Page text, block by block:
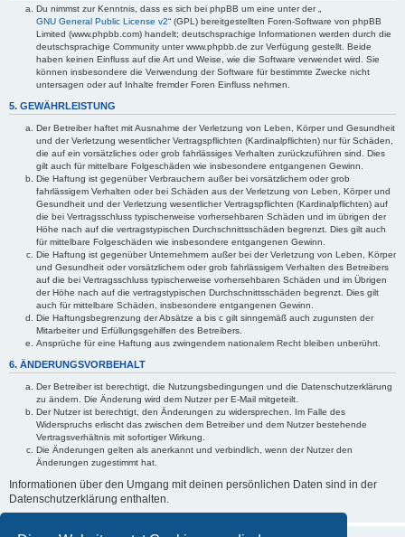
Du nimmst zur Kenntnis, dass es sich bei phpBB um eine unter der „
GNU General Public License v2“ (GPL) bereitgestellten Foren-Software von phpBB
Limited (www.phpbb.com) handelt; deutschsprachige Informationen werden durch die
deutschsprachige Community unter www.phpbb.de zur Verfügung gestellt. Beide
haben keinen Einfluss auf die Art und Weise, wie die Software verwendet wird. Sie
können insbesondere die Verwendung der Software für bestimmte Zwecke nicht
untersagen oder auf Inhalte fremder Foren Einfluss nehmen.
5. GEWÄHRLEISTUNG
Der Betreiber haftet mit Ausnahme der Verletzung von Leben, Körper und Gesundheit
und der Verletzung wesentlicher Vertragspflichten (Kardinalpflichten) nur für Schäden,
die auf ein vorsätzliches oder grob fahrlässiges Verhalten zurückzuführen sind. Dies
gilt auch für mittelbare Folgeschäden wie insbesondere entgangenen Gewinn.
Die Haftung ist gegenüber Verbrauchern außer bei vorsätzlichem oder grob
fahrlässigem Verhalten oder bei Schäden aus der Verletzung von Leben, Körper und
Gesundheit und der Verletzung wesentlicher Vertragspflichten (Kardinalpflichten) auf
die bei Vertragsschluss typischerweise vorhersehbaren Schäden und im übrigen der
Höhe nach auf die vertragstypischen Durchschnittsschäden begrenzt. Dies gilt auch
für mittelbare Folgeschäden wie insbesondere entgangenen Gewinn.
Die Haftung ist gegenüber Unternehmern außer bei der Verletzung von Leben, Körper
und Gesundheit oder vorsätzlichem oder grob fahrlässigem Verhalten des Betreibers
auf die bei Vertragsschluss typischerweise vorhersehbaren Schäden und im Übrigen
der Höhe nach auf die vertragstypischen Durchschnittsschäden begrenzt. Dies gilt
auch für mittelbare Schäden, insbesondere entgangenen Gewinn.
Die Haftungsbegrenzung der Absätze a bis c gilt sinngemäß auch zugunsten der
Mitarbeiter und Erfüllungsgehilfen des Betreibers.
Ansprüche für eine Haftung aus zwingendem nationalem Recht bleiben unberührt.
6. ÄNDERUNGSVORBEHALT
Der Betreiber ist berechtigt, die Nutzungsbedingungen und die Datenschutzerklärung
zu ändern. Die Änderung wird dem Nutzer per E-Mail mitgeteilt.
Der Nutzer ist berechtigt, den Änderungen zu widersprechen. Im Falle des
Widerspruchs erlischt das zwischen dem Betreiber und dem Nutzer bestehende
Vertragsverhältnis mit sofortiger Wirkung.
Die Änderungen gelten als anerkannt und verbindlich, wenn der Nutzer den
Änderungen zugestimmt hat.
Informationen über den Umgang mit deinen persönlichen Daten sind in der
Datenschutzerklärung enthalten.